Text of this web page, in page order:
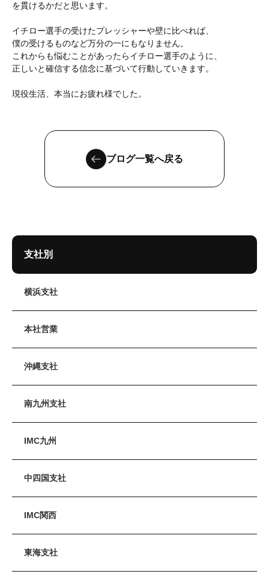
を貫けるかだと思います。
イチロー選手の受けたプレッシャーや壁に比べれば、
僕の受けるものなど万分の一にもなりません。
これからも悩むことがあったらイチロー選手のように、
正しいと確信する信念に基づいて行動していきます。
現役生活、本当にお疲れ様でした。
ブログ一覧へ戻る
支社別
横浜支社
本社営業
沖縄支社
南九州支社
IMC九州
中四国支社
IMC関西
東海支社